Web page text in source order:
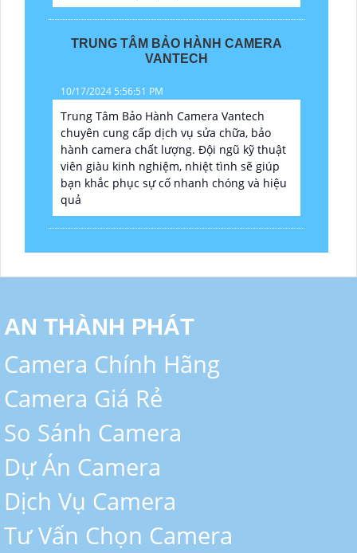
TRUNG TÂM BẢO HÀNH CAMERA
VANTECH
10/17/2024 5:56:51 PM
Trung Tâm Bảo Hành Camera Vantech
chuyên cung cấp dịch vụ sửa chữa, bảo
hành camera chất lượng. Đội ngũ kỹ thuật
viên giàu kinh nghiệm, nhiệt tình sẽ giúp
bạn khắc phục sự cố nhanh chóng và hiệu
quả
AN THÀNH PHÁT
Camera Chính Hãng
Camera Giá Rẻ
So Sánh Camera
Dự Án Camera
Dịch Vụ Camera
Tư Vấn Chọn Camera